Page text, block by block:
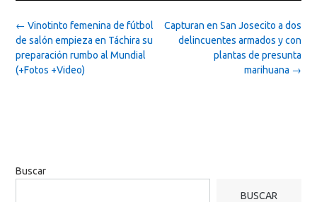
Post
navigation
Capturan en San Josecito a dos
delincuentes armados y con
plantas de presunta
marihuana →
← Vinotinto femenina de fútbol
de salón empieza en Táchira su
preparación rumbo al Mundial
(+Fotos +Video)
Buscar
BUSCAR